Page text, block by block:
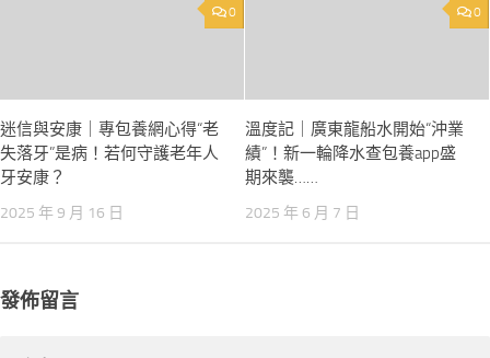
0
迷信與安康｜專包養網心得“老
失落牙”是病！若何守護老年人
牙安康？
2025 年 9 月 16 日
0
溫度記｜廣東龍船水開始“沖業
績”！新一輪降水查包養app盛
期來襲……
2025 年 6 月 7 日
發佈留言